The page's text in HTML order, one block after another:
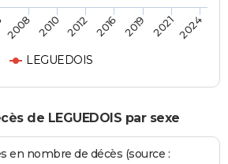
LEGUEDOIS
2008 2010 2012 2016 2019 20212024
de LEGUEDOIS par sexe
en nombre de décès (source :